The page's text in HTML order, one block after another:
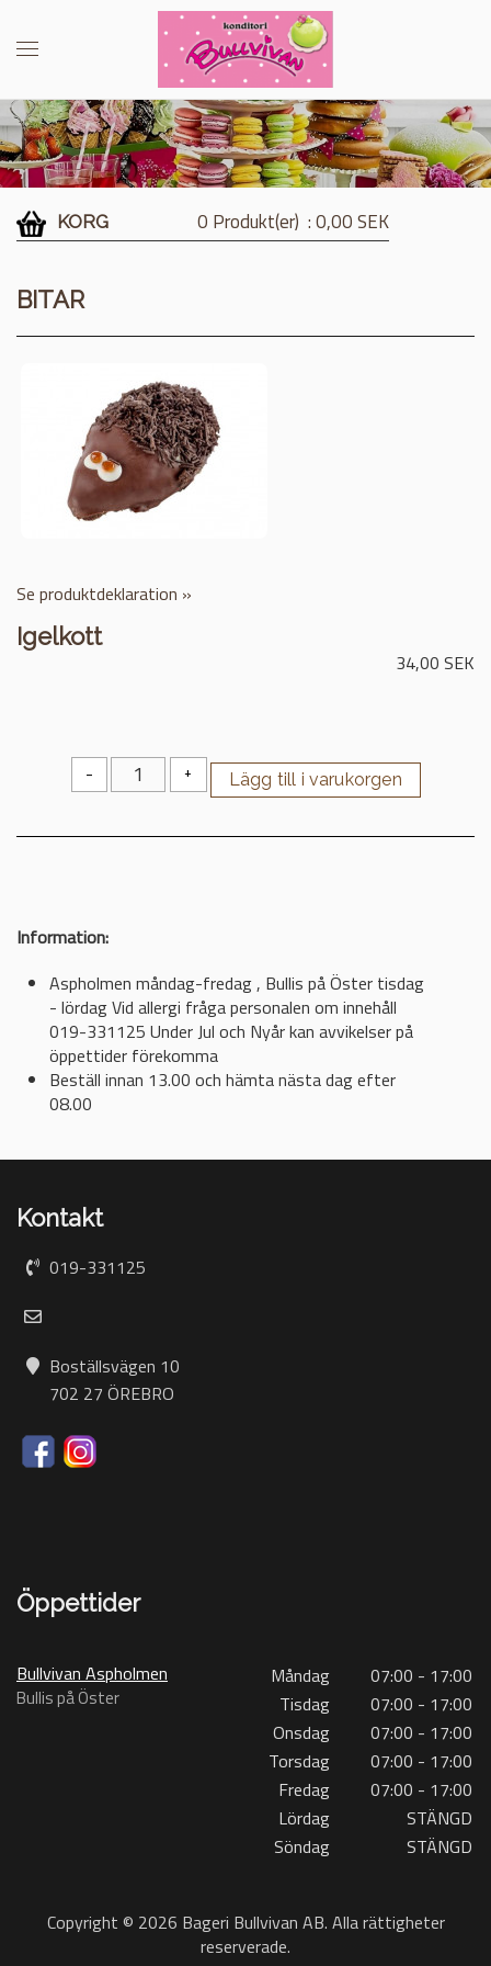
KORG 0 Produkt(er) : 0,00 SEK
BITAR
Se produktdeklaration »
Igelkott
34,00 SEK
- +
Information:
Aspholmen måndag-fredag , Bullis på Öster tisdag
- lördag Vid allergi fråga personalen om innehåll
019-331125 Under Jul och Nyår kan avvikelser på
öppettider förekomma
Beställ innan 13.00 och hämta nästa dag efter
08.00
Kontakt
019-331125
Boställsvägen 10
702 27 ÖREBRO
Öppettider
Bullvivan Aspholmen
Bullis på Öster
Måndag
07:00 - 17:00
Tisdag
07:00 - 17:00
Onsdag
07:00 - 17:00
Torsdag
07:00 - 17:00
Fredag
07:00 - 17:00
Lördag
STÄNGD
Söndag
STÄNGD
Copyright © 2026 Bageri Bullvivan AB. Alla rättigheter
reserverade.